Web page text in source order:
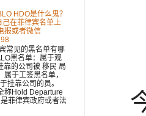
HDO是什么鬼？
己在菲律宾名单上
报或者微信
常见的黑名单有哪
黑名单：属于观
靠的公司被 移民 局
于工签黑名单，
挂靠公司的员。
称Hold Departure
菲律宾政府或者法